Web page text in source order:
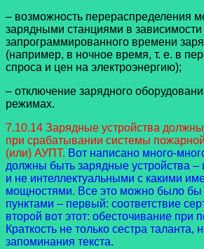
– возможность перераспределения
зарядными станциями в зависимости
запрограммированного времени
(например, в ночное время, т. е. в
спроса и цен на электроэнергию);
– отключение зарядного
режимах.
7.10.14 Зарядные устройства должны
при срабатывании системы
(или) АУПТ. Вот написано много-
должны быть зарядные устройства –
и не интеллектуальными с какими
мощностями. Все это можно было бы
пунктами – первый: соответствие
второй вот этот: обесточивание при
Краткость не только сестра таланта,
запоминания текста.